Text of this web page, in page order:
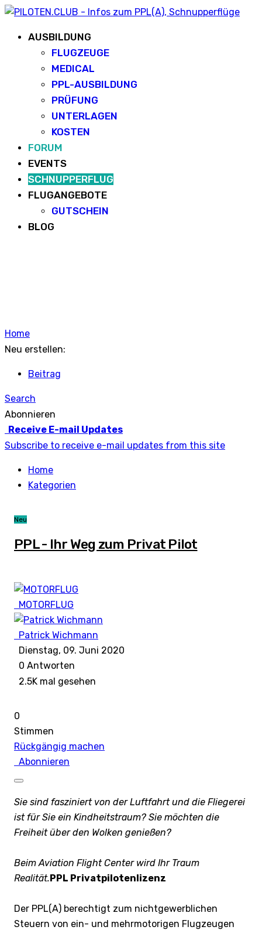
AUSBILDUNG
FLUGZEUGE
MEDICAL
PPL-AUSBILDUNG
PRÜFUNG
UNTERLAGEN
KOSTEN
FORUM
EVENTS
SCHNUPPERFLUG
FLUGANGEBOTE
GUTSCHEIN
BLOG
Home
Neu erstellen:
Beitrag
Search
Abonnieren
Receive E-mail Updates
Subscribe to receive e-mail updates from this site
Home
Kategorien
Neu
PPL - Ihr Weg zum Privat Pilot
MOTORFLUG
Patrick Wichmann
Dienstag, 09. Juni 2020
0 Antworten
2.5K mal gesehen
0
Stimmen
Rückgängig machen
Abonnieren
Sie sind fasziniert von der Luftfahrt und die Fliegerei
ist für Sie ein Kindheitstraum? Sie möchten die
Freiheit über den Wolken genießen?
Beim Aviation Flight Center wird Ihr Traum
Realität.PPL Privatpilotenlizenz
Der PPL(A) berechtigt zum nichtgewerblichen
Steuern von ein- und mehrmotorigen Flugzeugen